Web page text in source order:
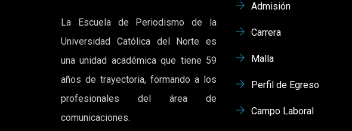
La Escuela de Periodismo de la
Universidad Católica del Norte es
una unidad académica que tiene 59
años de trayectoria, formando a los
profesionales del área de
comunicaciones.
Admisión
Carrera
Malla
Perfil de Egreso
Campo Laboral